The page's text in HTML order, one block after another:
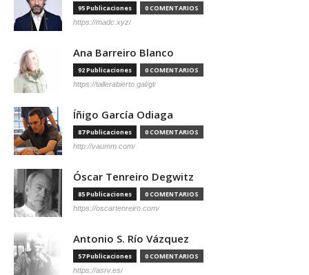
95 Publicaciones 0 COMENTARIOS
https://madc.xyz/
Ana Barreiro Blanco
92 Publicaciones 0 COMENTARIOS
https://tallerabierto.gal/gl/
Íñigo García Odiaga
87 Publicaciones 0 COMENTARIOS
http://vaumm.com/
Óscar Tenreiro Degwitz
85 Publicaciones 0 COMENTARIOS
https://oscartenreiro.com/
Antonio S. Río Vázquez
57 Publicaciones 0 COMENTARIOS
https://asrv.es/